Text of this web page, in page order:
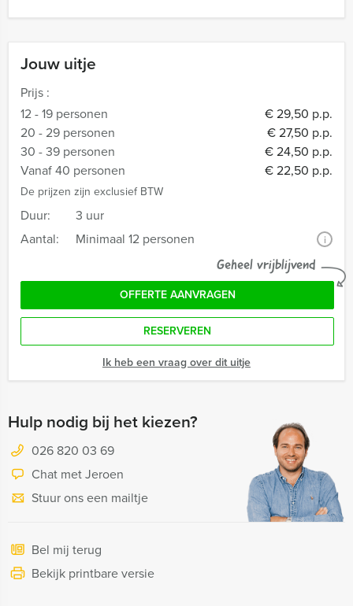
Jouw uitje
Prijs :
12 - 19 personen
€ 29,50 p.p.
20 - 29 personen
€ 27,50 p.p.
30 - 39 personen
€ 24,50 p.p.
Vanaf 40 personen
€ 22,50 p.p.
De prijzen zijn exclusief BTW
Duur:
3 uur
Aantal:
Minimaal 12 personen i
Geheel vrijblijvend
OFFERTE AANVRAGEN
RESERVEREN
Ik heb een vraag over dit uitje
Hulp nodig bij het kiezen?
026 820 03 69
Chat met Jeroen
Stuur ons een mailtje
Bel mij terug
Bekijk printbare versie